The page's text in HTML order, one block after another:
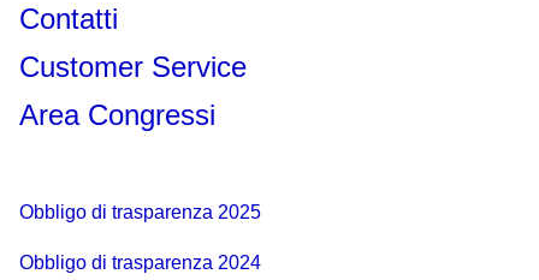
Contatti
Customer Service
Area Congressi
Obbligo di trasparenza 2025
Obbligo di trasparenza 2024